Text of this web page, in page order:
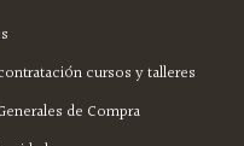
cursos y talleres
de Compra